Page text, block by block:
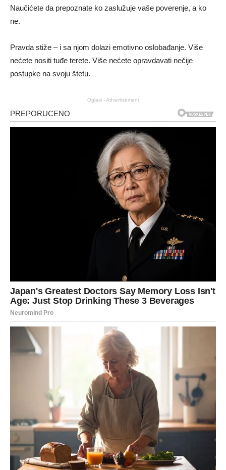
Naučićete da prepoznate ko zaslužuje vaše poverenje, a ko
ne.
Pravda stiže – i sa njom dolazi emotivno oslobađanje. Više
nećete nositi tuđe terete. Više nećete opravdavati nečije
postupke na svoju štetu.
Oglasi - Advertisement